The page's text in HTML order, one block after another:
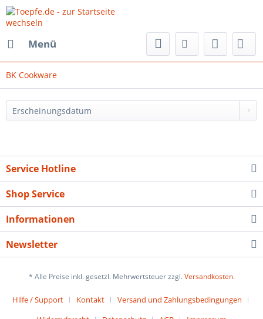
Menü
BK Cookware
Service Hotline
Shop Service
Informationen
Newsletter
* Alle Preise inkl. gesetzl. Mehrwertsteuer zzgl.Versandkosten.
Hilfe / Support Kontakt
Versand und Zahlungsbedingungen